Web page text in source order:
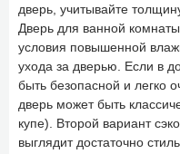
дверь, учитывайте
Дверь для ванной
условия повышенной
ухода за дверью. Если в
быть безопасной и легко
дверь может быть
купе). Второй вариант
выглядит достаточно